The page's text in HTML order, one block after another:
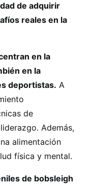
de adquirir
reales en la
en la
en la
deportistas. A
de
Además,
alimentación
física y mental.
de bobsleigh